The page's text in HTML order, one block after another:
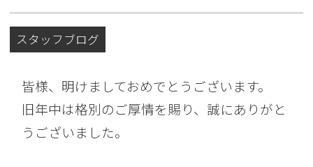
スタッフブログ
皆様、明けましておめでとうございます。
旧年中は格別のご厚情を賜り、誠にありがと
うございました。